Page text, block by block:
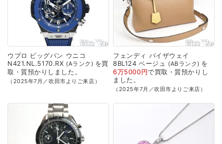
ウブロ ビッグバン ウニコ
N421.NL.5170.RX
Aランク を買
取・質預かり しました。
（2025年7月／吹田市よりご来店）
フェンディ バイザウェイ
8BL124 ベージュ ABランク を
6万5000円で買取・質預かり し
ました。
（2025年7月／吹田市よりご来店）